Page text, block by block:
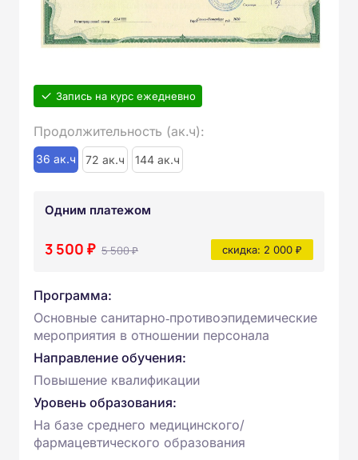
Запись на курс ежедневно
Продолжительность (ак.ч):
36 ак.ч 72 ак.ч 144 ак.ч
Одним платежом
3 500 ₽ 5 500 ₽ скидка: 2 000 ₽
Программа:
Основные санитарно‑противоэпидемические
мероприятия в отношении персонала
Направление обучения:
Повышение квалификации
Уровень образования:
На базе среднего медицинского/
фармацевтического образования